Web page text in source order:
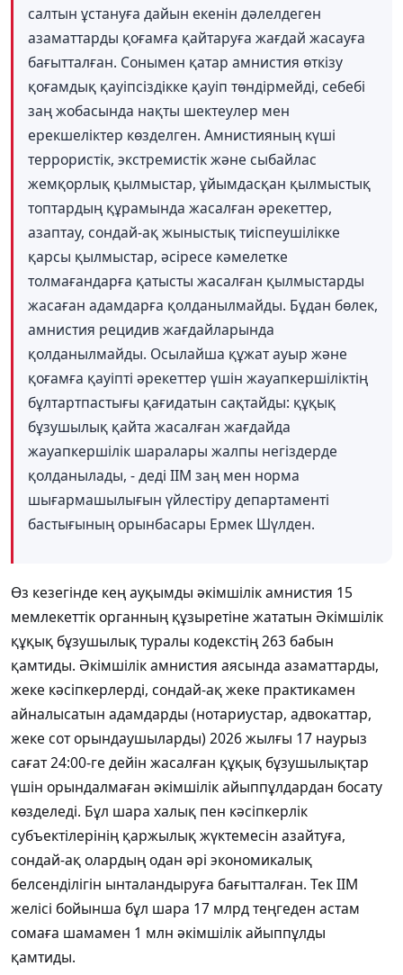
салтын ұстануға дайын екенін дәлелдеген
азаматтарды қоғамға қайтаруға жағдай жасауға
бағытталған. Сонымен қатар амнистия өткізу
қоғамдық қауіпсіздікке қауіп төндірмейді, себебі
заң жобасында нақты шектеулер мен
ерекшеліктер көзделген. Амнистияның күші
террористік, экстремистік және сыбайлас
жемқорлық қылмыстар, ұйымдасқан қылмыстық
топтардың құрамында жасалған әрекеттер,
азаптау, сондай-ақ жыныстық тиіспеушілікке
қарсы қылмыстар, әсіресе кәмелетке
толмағандарға қатысты жасалған қылмыстарды
жасаған адамдарға қолданылмайды. Бұдан бөлек,
амнистия рецидив жағдайларында
қолданылмайды. Осылайша құжат ауыр және
қоғамға қауіпті әрекеттер үшін жауапкершіліктің
бұлтартпастығы қағидатын сақтайды: құқық
бұзушылық қайта жасалған жағдайда
жауапкершілік шаралары жалпы негіздерде
қолданылады, - деді ІІМ заң мен норма
шығармашылығын үйлестіру департаменті
бастығының орынбасары Ермек Шүлден.
Өз кезегінде кең ауқымды әкімшілік амнистия 15
мемлекеттік органның құзыретіне жататын Әкімшілік
құқық бұзушылық туралы кодекстің 263 бабын
қамтиды. Әкімшілік амнистия аясында азаматтарды,
жеке кәсіпкерлерді, сондай-ақ жеке практикамен
айналысатын адамдарды (нотариустар, адвокаттар,
жеке сот орындаушыларды) 2026 жылғы 17 наурыз
сағат 24:00-ге дейін жасалған құқық бұзушылықтар
үшін орындалмаған әкімшілік айыппұлдардан босату
көзделеді. Бұл шара халық пен кәсіпкерлік
субъектілерінің қаржылық жүктемесін азайтуға,
сондай-ақ олардың одан әрі экономикалық
белсенділігін ынталандыруға бағытталған. Тек ІІМ
желісі бойынша бұл шара 17 млрд теңгеден астам
сомаға шамамен 1 млн әкімшілік айыппұлды
қамтиды.